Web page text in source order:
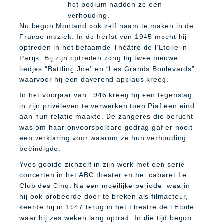
het podium hadden ze een
verhouding.
Nu begon Montand ook zelf naam te maken in de
Franse muziek. In de herfst van 1945 mocht hij
optreden in het befaamde Théâtre de l’Etoile in
Parijs. Bij zijn optreden zong hij twee nieuwe
liedjes “Battling Joe” en “Les Grands Boulevards”,
waarvoor hij een daverend applaus kreeg.
In het voorjaar van 1946 kreeg hij een tegenslag
in zijn privéleven te verwerken toen Piaf een eind
aan hun relatie maakte. De zangeres die berucht
was om haar onvoorspelbare gedrag gaf er nooit
een verklaring voor waarom ze hun verhouding
beëindigde.
Yves gooide zichzelf in zijn werk met een serie
concerten in het ABC theater en het cabaret Le
Club des Cinq. Na een moeilijke periode, waarin
hij ook probeerde door te breken als filmacteur,
keerde hij in 1947 terug in het Théâtre de l’Etoile
waar hij zes weken lang optrad. In die tijd begon